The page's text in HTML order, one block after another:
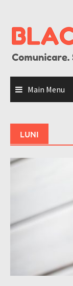
content
Main Menu
LUNI